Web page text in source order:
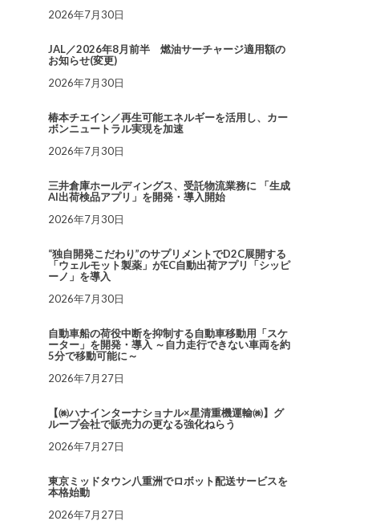
2026年7月30日
JAL／2026年8月前半 燃油サーチャージ適用額の
お知らせ(変更)
2026年7月30日
椿本チエイン／再生可能エネルギーを活用し、カー
ボンニュートラル実現を加速
2026年7月30日
三井倉庫ホールディングス、受託物流業務に 「生成
AI出荷検品アプリ」を開発・導入開始
2026年7月30日
“独自開発こだわり”のサプリメントでD2C展開する
「ウェルモット製薬」がEC自動出荷アプリ「シッピ
ーノ」を導入
2026年7月30日
自動車船の荷役中断を抑制する自動車移動用「スケ
ーター」を開発・導入 ～自力走行できない車両を約
5分で移動可能に～
2026年7月27日
【㈱ハナインターナショナル×星清重機運輸㈱】グ
ループ会社で販売力の更なる強化ねらう
2026年7月27日
東京ミッドタウン八重洲でロボット配送サービスを
本格始動
2026年7月27日